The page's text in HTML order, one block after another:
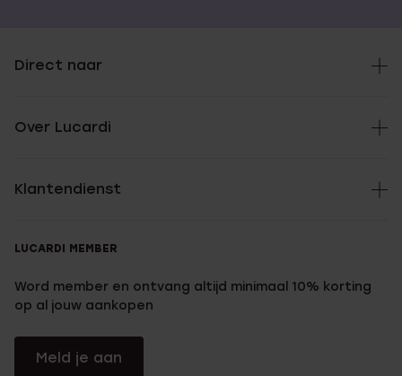
Direct naar
Over Lucardi
Klantendienst
LUCARDI MEMBER
Word member en ontvang altijd minimaal 10% korting
op al jouw aankopen
Meld je aan